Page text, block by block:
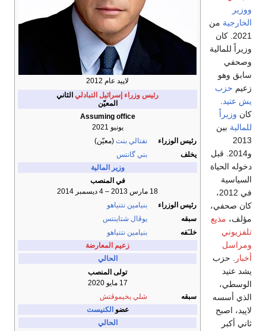
لاپيد عام 2012
رئيس وزراء إسرائيل التبادلي الثاني
المعيّن
Assuming office
يونيو 2021
رئيس الوزراء
نفتالي بنت (معيّن)
يخلف
بني گانتس
وزير المالية
في المنصب
18 مارس 2013
– 4 ديسمبر 2014
رئيس الوزراء
بنيامين نتنياهو
سبقه
يوڤال شتاينتس
خلـَفه
بنيامين نتنياهو
زعيم المعارضة
الحالي
تولى المنصب
17 مايو 2020
سبقه
شلي يخيموڤتش
عضو الكنيست
الحالي
ووزير
الخارجية من
2021. كان
وزيراً للمالية
وصحفي
سابق وهو
زعيم حزب
يش عتيد
كان وزيراً
للمالية بين
2013
و2014. قبل
دخوله الحياة
السياسية
في 2012،
كان صحفي،
مؤلف، مذيع
تلفزيوني
ومراسل
أخبار
. حزب
يشد عتيد
الوسطي،
الذي أسسه
لاپيد، اصبح
ثاني أكبر